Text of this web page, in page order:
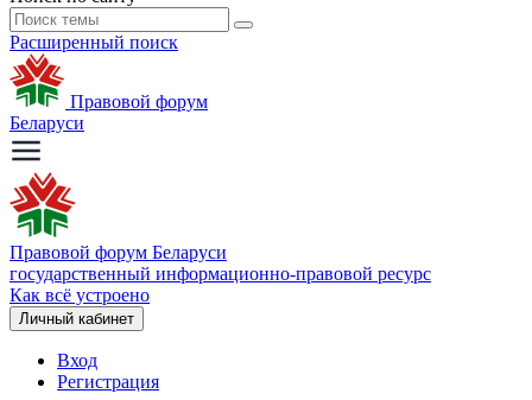
Расширенный поиск
Правовой форум
Беларуси
Правовой форум Беларуси
государственный информационно-правовой ресурс
Как всё устроено
Личный кабинет
Вход
Регистрация